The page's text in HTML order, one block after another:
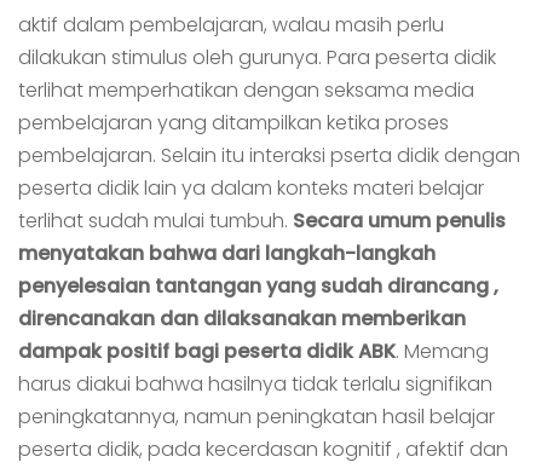
aktif dalam pembelajaran, walau masih perlu
dilakukan stimulus oleh gurunya. Para peserta didik
terlihat memperhatikan dengan seksama media
pembelajaran yang ditampilkan ketika proses
pembelajaran. Selain itu interaksi pserta didik dengan
peserta didik lain ya dalam konteks materi belajar
terlihat sudah mulai tumbuh. Secara umum penulis
menyatakan bahwa dari langkah-langkah
penyelesaian tantangan yang sudah dirancang ,
direncanakan dan dilaksanakan memberikan
dampak positif bagi peserta didik ABK. Memang
harus diakui bahwa hasilnya tidak terlalu signifikan
peningkatannya, namun peningkatan hasil belajar
peserta didik, pada kecerdasan kognitif , afektif dan